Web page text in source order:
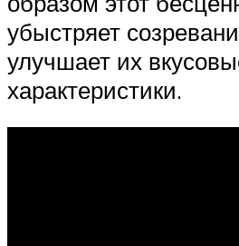
убыстряет
улучшает их
характеристики.